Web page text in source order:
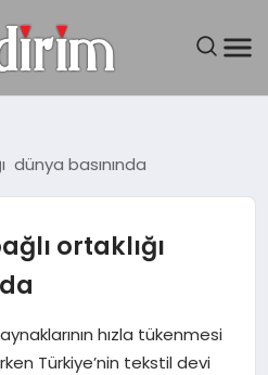
dünya basınında
ortaklığı
hızla tükenmesi
Türkiye’nin tekstil devi